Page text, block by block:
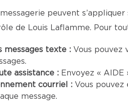
peuvent
de Louis Laflamme. Pour
messages texte : Vous pouvez
assistance : Envoyez «
courriel : Vous
message.